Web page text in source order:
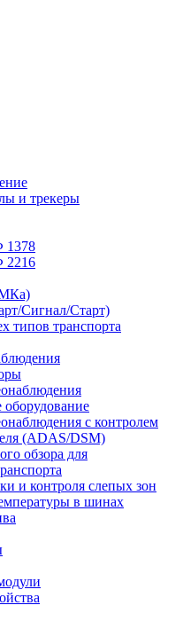
и трекеры
Сигнал/Старт)
типов транспорта
с контролем
(ADAS/DSM)
обзора для
и контроля слепых зон
в шинах